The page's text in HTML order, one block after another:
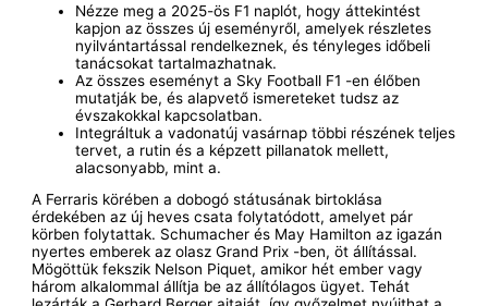
Nézze meg a 2025-ös F1 naplót, hogy áttekintést
kapjon az összes új eseményről, amelyek részletes
nyilvántartással rendelkeznek, és tényleges időbeli
tanácsokat tartalmazhatnak.
Az összes eseményt a Sky Football F1 -en élőben
mutatják be, és alapvető ismereteket tudsz az
évszakokkal kapcsolatban.
Integráltuk a vadonatúj vasárnap többi részének teljes
tervet, a rutin és a képzett pillanatok mellett,
alacsonyabb, mint a.
A Ferraris körében a dobogó státusának birtoklása
érdekében az új heves csata folytatódott, amelyet pár
körben folytattak. Schumacher és May Hamilton az igazán
nyertes emberek az olasz Grand Prix -ben, öt állítással.
Mögöttük fekszik Nelson Piquet, amikor hét ember vagy
három alkalommal állítja be az állítólagos ügyet. Tehát